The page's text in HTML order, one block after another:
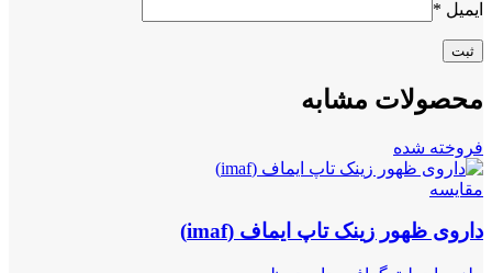
ایمیل *
محصولات مشابه
فروخته شده
مقايسه
داروی ظهور زینک تاپ ایماف (imaf)